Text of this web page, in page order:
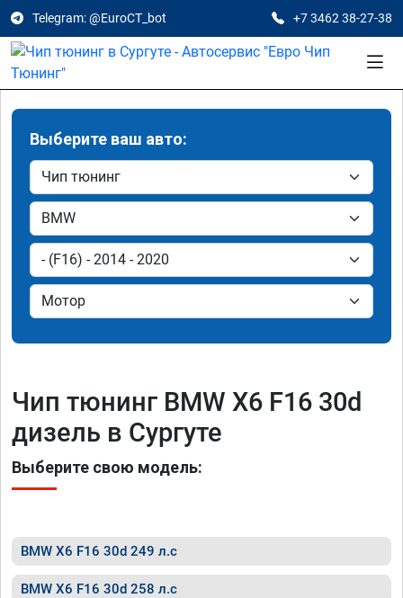
Telegram: @EuroCT_bot +7 3462 38-27-38
Выберите ваш авто:
Чип тюнинг BMW X6 F16 30d
дизель в Сургуте
Выберите свою модель:
BMW X6 F16 30d 249 л.с
BMW X6 F16 30d 258 л.с